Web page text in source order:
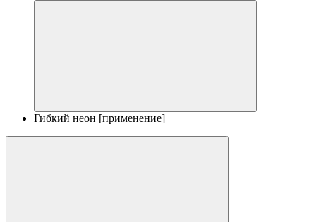
Гибкий неон [применение]